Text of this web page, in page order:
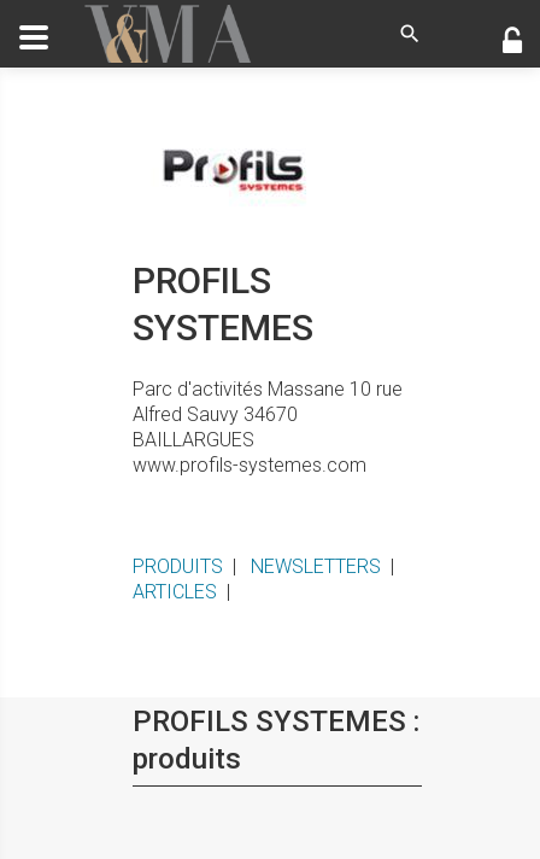
PROFILS
SYSTEMES
Parc d'activités Massane 10 rue
Alfred Sauvy 34670
BAILLARGUES
www.profils-systemes.com
PRODUITS | NEWSLETTERS |
ARTICLES |
PROFILS SYSTEMES :
produits